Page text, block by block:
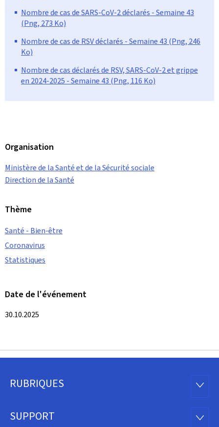
Nombre de cas de SARS-CoV-2 déclarés - Semaine 43
(Png, 273 Ko)
Nombre de cas de RSV déclarés - Semaine 43 (Png, 246
Ko)
Nombre de cas déclarés de RSV, SARS-CoV-2 et grippe
en 2024-2025 - Semaine 43 (Png, 116 Ko)
Organisation
Ministère de la Santé et de la Sécurité sociale
Direction de la Santé
Thème
Santé - Bien-être
Coronavirus
Statistiques
Date de l'événement
30.10.2025
Pied
page
RUBRIQUES
SUPPORT